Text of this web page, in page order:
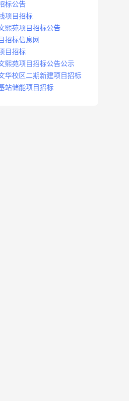
标公告
项目招标
熙苑项目招标公告
招标信息网
目招标
熙苑项目招标公告公示
华校区二期新建项目招标
站储能项目招标